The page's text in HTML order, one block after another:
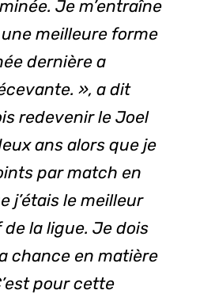
Je m’entraîne
meilleure forme
dernière a
», a dit
redevenir le Joel
ans alors que je
par match en
j’étais le meilleur
la ligue. Je dois
chance en matière
pour cette